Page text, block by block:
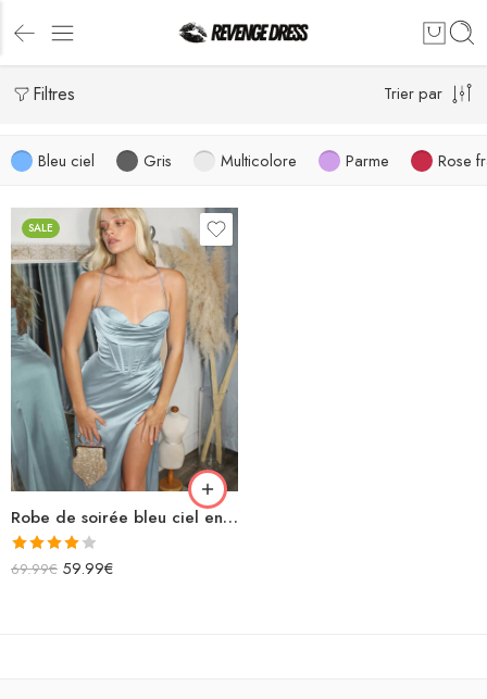
Filtres Trier par
Bleu ciel Gris Multicolore Parme Rose
SALE
Robe de soirée bleu ciel en satin longue fendue bretelles spaghettis col bénitier lacets dans le dos
Note
69.99€ 59.99€